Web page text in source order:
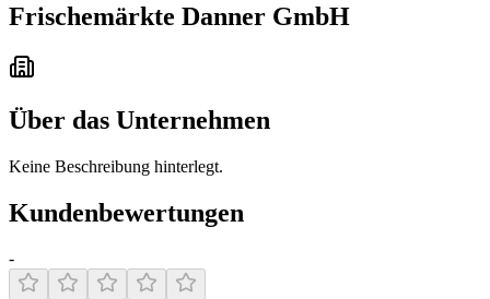
Frischemärkte Danner GmbH
Über das Unternehmen
Keine Beschreibung hinterlegt.
Kundenbewertungen
-